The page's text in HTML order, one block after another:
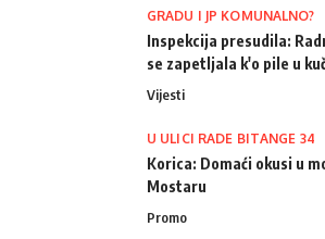
GRADU I JP KOMUNALNO?
Inspekcija presudila:
se zapetljala k'o pile u
Vijesti
U ULICI RADE BITANGE 34
Korica: Domaći okusi u
Mostaru
Promo